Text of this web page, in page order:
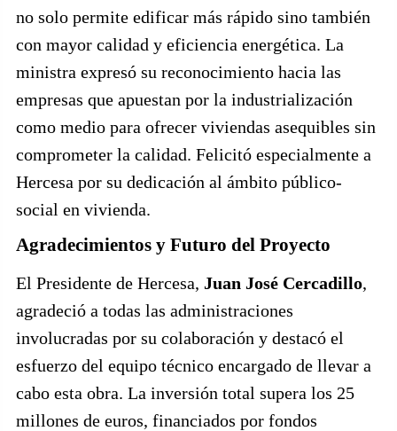
no solo permite edificar más rápido sino también
con mayor calidad y eficiencia energética. La
ministra expresó su reconocimiento hacia las
empresas que apuestan por la industrialización
como medio para ofrecer viviendas asequibles sin
comprometer la calidad. Felicitó especialmente a
Hercesa por su dedicación al ámbito público-
social en vivienda.
Agradecimientos y Futuro del Proyecto
El Presidente de Hercesa, Juan José Cercadillo,
agradeció a todas las administraciones
involucradas por su colaboración y destacó el
esfuerzo del equipo técnico encargado de llevar a
cabo esta obra. La inversión total supera los 25
millones de euros, financiados por fondos